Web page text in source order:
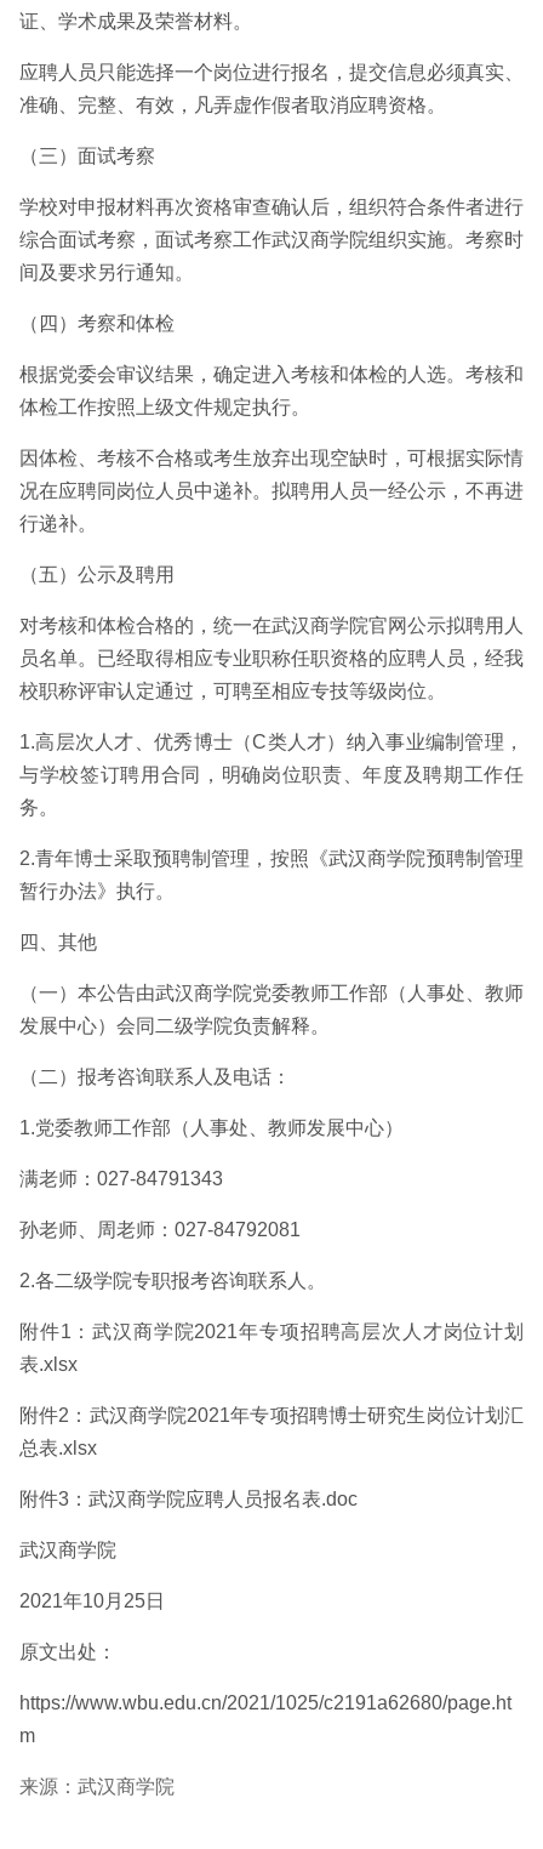
证、学术成果及荣誉材料。
应聘人员只能选择一个岗位进行报名，提交信息必须真实、
准确、完整、有效，凡弄虚作假者取消应聘资格。
（三）面试考察
学校对申报材料再次资格审查确认后，组织符合条件者进行
综合面试考察，面试考察工作武汉商学院组织实施。考察时
间及要求另行通知。
（四）考察和体检
根据党委会审议结果，确定进入考核和体检的人选。考核和
体检工作按照上级文件规定执行。
因体检、考核不合格或考生放弃出现空缺时，可根据实际情
况在应聘同岗位人员中递补。拟聘用人员一经公示，不再进
行递补。
（五）公示及聘用
对考核和体检合格的，统一在武汉商学院官网公示拟聘用人
员名单。已经取得相应专业职称任职资格的应聘人员，经我
校职称评审认定通过，可聘至相应专技等级岗位。
1.高层次人才、优秀博士（C类人才）纳入事业编制管理，
与学校签订聘用合同，明确岗位职责、年度及聘期工作任
务。
2.青年博士采取预聘制管理，按照《武汉商学院预聘制管理
暂行办法》执行。
四、其他
（一）本公告由武汉商学院党委教师工作部（人事处、教师
发展中心）会同二级学院负责解释。
（二）报考咨询联系人及电话：
1.党委教师工作部（人事处、教师发展中心）
满老师：027-84791343
孙老师、周老师：027-84792081
2.各二级学院专职报考咨询联系人。
附件1：武汉商学院2021年专项招聘高层次人才岗位计划
表.xlsx
附件2：武汉商学院2021年专项招聘博士研究生岗位计划汇
总表.xlsx
附件3：武汉商学院应聘人员报名表.doc
武汉商学院
2021年10月25日
原文出处：
https://www.wbu.edu.cn/2021/1025/c2191a62680/page.ht
m
来源：武汉商学院